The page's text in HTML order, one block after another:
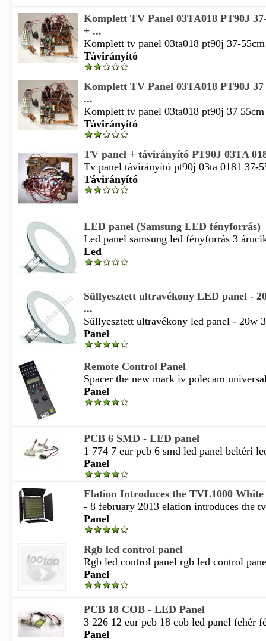
Komplett TV Panel 03TA018 PT90J
+ ...
Komplett tv panel 03ta018 pt90j 37-
Távirányító
Komplett TV Panel 03TA018 PT90J
...
Komplett tv panel 03ta018 pt90j 37
Távirányító
TV panel + távirányító PT90J 03TA
Tv panel távirányító pt90j 03ta 0181 37-
Távirányító
LED panel (Samsung LED fényforrás)
Led panel samsung led fényforrás 3
Led
Süllyesztett ultravékony LED panel -
...
Süllyesztett ultravékony led panel - 20w
Panel
Remote Control Panel
Spacer the new mark iv polecam
Panel
PCB 6 SMD - LED panel
1 774 7 eur pcb 6 smd led panel beltéri
Panel
Elation Introduces the TVL1000
- 8 february 2013 elation introduces the
Panel
Rgb led control panel
Rgb led control panel rgb led control
Panel
PCB 18 COB - LED Panel
3 226 12 eur pcb 18 cob led panel fehér
Panel